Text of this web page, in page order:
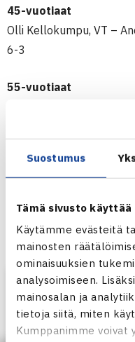
Suostumus
Tämä sivusto
Käytämme evästeitä
mainosten
ominaisuuksien
analysoimiseen.
mainosalan ja
tietoja siitä, miten
Kumppanimme voivat
45-vuotiaat
Olli Kellokumpu, VT –
6-3
55-vuotiaat
Erika Laine, LT – Päivi
Risto Niskanen, OVS –
65-vuotiaat
Juha Väänänen, HTC –
Hannu Helminen, HTC –